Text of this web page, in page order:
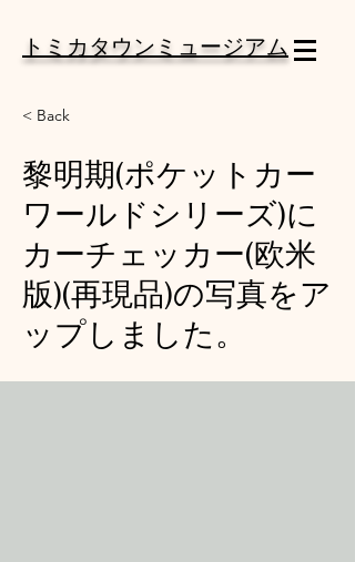
トミカタウンミュージアム
< Back
黎明期(ポケットカー
ワールドシリーズ)に
カーチェッカー(欧米
版)(再現品)の写真をア
ップしました。